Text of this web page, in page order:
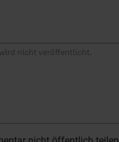
nicht veröffentlicht.